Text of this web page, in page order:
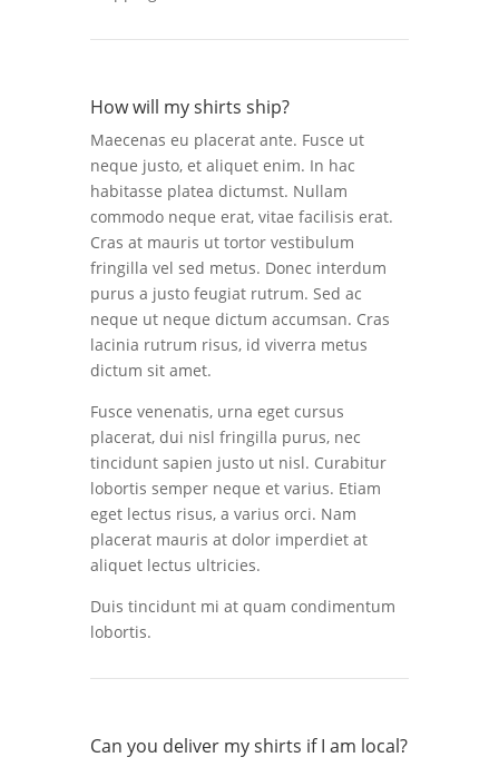
How will my shirts ship?
Maecenas eu placerat ante. Fusce ut
neque justo, et aliquet enim. In hac
habitasse platea dictumst. Nullam
commodo neque erat, vitae facilisis erat.
Cras at mauris ut tortor vestibulum
fringilla vel sed metus. Donec interdum
purus a justo feugiat rutrum. Sed ac
neque ut neque dictum accumsan. Cras
lacinia rutrum risus, id viverra metus
dictum sit amet.
Fusce venenatis, urna eget cursus
placerat, dui nisl fringilla purus, nec
tincidunt sapien justo ut nisl. Curabitur
lobortis semper neque et varius. Etiam
eget lectus risus, a varius orci. Nam
placerat mauris at dolor imperdiet at
aliquet lectus ultricies.
Duis tincidunt mi at quam condimentum
lobortis.
Can you deliver my shirts if I am local?